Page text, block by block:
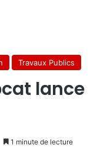
Travaux Publics
lance
1 minute de lecture